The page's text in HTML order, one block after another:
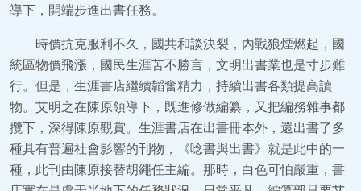
導下，開端步進出書任務。
時價抗克服利不久，國共和談決裂，內戰狼煙燃起，國
統區物價飛漲，國民生涯苦不勝言，文明出書業也是寸步難
行。但是，生涯書店繼續韜奮精力，持續出書各類提高讀
物。艾明之在陳原領導下，既進修做編纂，又把編務雜事都
攬下，深得陳原觀賞。生涯書店在出書冊本外，還出書了多
種具有普遍社會影響的刊物，《唸書與出書》就是此中的一
種，此刊由陳原接替胡繩任主編。那時，白色可怕嚴重，書